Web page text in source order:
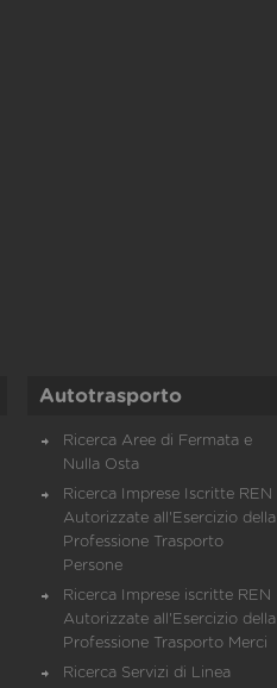
Autotrasporto
Ricerca Aree di Fermata e
Nulla Osta
Ricerca Imprese Iscritte REN
Autorizzate all'Esercizio della
Professione Trasporto
Persone
Ricerca Imprese iscritte REN
Autorizzate all'Esercizio della
Professione Trasporto Merci
Ricerca Servizi di Linea